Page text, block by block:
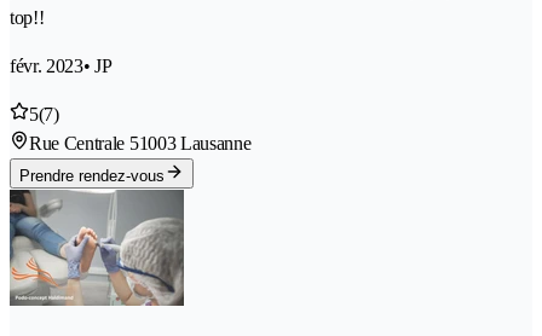
top!!
févr. 2023• JP
5(7)
Rue Centrale 51003 Lausanne
Prendre rendez-vous